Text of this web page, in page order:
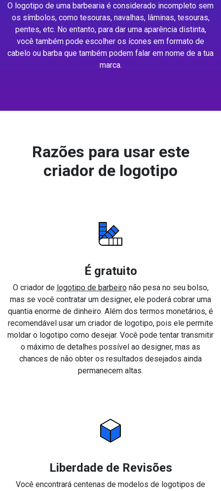
O logotipo de uma barbearia é considerado incompleto sem
os símbolos, como tesouras, navalhas, lâminas, tesouras,
pentes, etc. No entanto, para dar uma aparência distinta,
você também pode escolher os ícones em formato de
cabelo ou barba que também podem falar em nome de a tua
marca.
Razões para usar este
criador de logotipo
É gratuito
O criador de logotipo de barbeironão pesa no seu bolso,
mas se você contratar um designer, ele poderá cobrar uma
quantia enorme de dinheiro. Além dos termos monetários, é
recomendável usar um criador de logotipo, pois ele permite
moldar o logotipo como desejar. Você pode tentar transmitir
o máximo de detalhes possível ao designer, mas as
chances de não obter os resultados desejados ainda
permanecem altas.
Liberdade de Revisões
Você encontrará centenas de modelos de logotipos de